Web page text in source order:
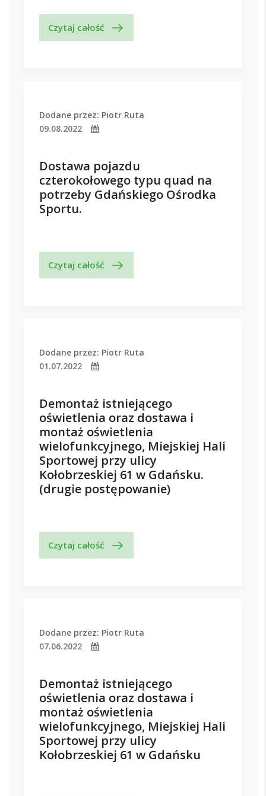
Czytaj całość
Dodane przez: Piotr Ruta
09.08.2022
Dostawa pojazdu
czterokołowego typu quad na
potrzeby Gdańskiego Ośrodka
Sportu.
Czytaj całość
Dodane przez: Piotr Ruta
01.07.2022
Demontaż istniejącego
oświetlenia oraz dostawa i
montaż oświetlenia
wielofunkcyjnego, Miejskiej Hali
Sportowej przy ulicy
Kołobrzeskiej 61 w Gdańsku.
(drugie postępowanie)
Czytaj całość
Dodane przez: Piotr Ruta
07.06.2022
Demontaż istniejącego
oświetlenia oraz dostawa i
montaż oświetlenia
wielofunkcyjnego, Miejskiej Hali
Sportowej przy ulicy
Kołobrzeskiej 61 w Gdańsku